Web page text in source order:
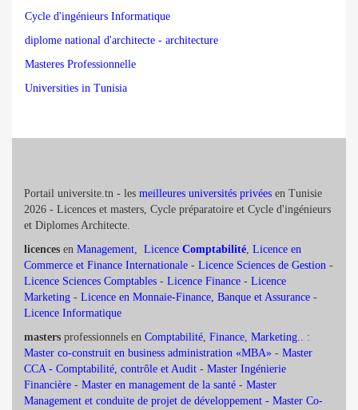
Cycle d'ingénieurs Informatique
diplome national d'architecte - architecture
Masteres Professionnelle
Universities in Tunisia
Portail universite.tn - les meilleures universités privées en Tunisie
2026 - Licences et masters, Cycle préparatoire et Cycle d'ingénieurs
et Diplomes Architecte.
licences en Management, Licence Comptabilité, Licence en
Commerce et Finance Internationale - Licence Sciences de Gestion -
Licence Sciences Comptables - Licence Finance - Licence
Marketing - Licence en Monnaie-Finance, Banque et Assurance -
Licence Informatique
masters professionnels en Comptabilité, Finance, Marketing.. :
Master co-construit en business administration «MBA» - Master
CCA - Comptabilité, contrôle et Audit - Master Ingénierie
Financière - Master en management de la santé - Master
Management et conduite de projet de développement - Master Co-